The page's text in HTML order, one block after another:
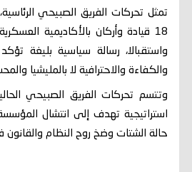
تمثل تحركات الفريق الصبيحي
18 قيادة وأركان بالأكاديمية
واستقبالا، رسالة سياسية بليغة
والكفاءة والاحترافية لا بالمليشيا
وتتسم تحركات الفريق الصبيحي
استراتيجية تهدف إلى انتشال
حالة الشتات وضخ روح النظام